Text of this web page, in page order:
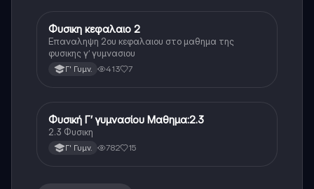
Φυσική
Φυσικη κεφαλαιο 2
Επαναληψη 2ου κεφαλαιου στο μαθημα της
φυσικης γ’ γυμνασιου
Γ' Γυμν. 413 7
Φυσική
Φυσική Γ’ γυμνασίου Μαθημα:2.3
2.3 Φυσικη
Γ' Γυμν. 782 15